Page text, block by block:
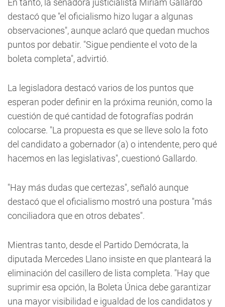
En tanto, la senadora justicialista Miriam Gallardo
destacó que "el oficialismo hizo lugar a algunas
observaciones", aunque aclaró que quedan muchos
puntos por debatir. "Sigue pendiente el voto de la
boleta completa", advirtió.
La legisladora destacó varios de los puntos que
esperan poder definir en la próxima reunión, como la
cuestión de qué cantidad de fotografías podrán
colocarse. "La propuesta es que se lleve solo la foto
del candidato a gobernador (a) o intendente, pero qué
hacemos en las legislativas", cuestionó Gallardo.
"Hay más dudas que certezas", señaló aunque
destacó que el oficialismo mostró una postura "más
conciliadora que en otros debates".
Mientras tanto, desde el Partido Demócrata, la
diputada Mercedes Llano insiste en que planteará la
eliminación del casillero de lista completa. "Hay que
suprimir esa opción, la Boleta Única debe garantizar
una mayor visibilidad e igualdad de los candidatos y